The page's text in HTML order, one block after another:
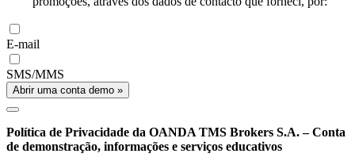
E-mail
SMS/MMS
Abrir uma conta demo »
Política de Privacidade da OANDA TMS Brokers S.A. – Conta
de demonstração, informações e serviços educativos